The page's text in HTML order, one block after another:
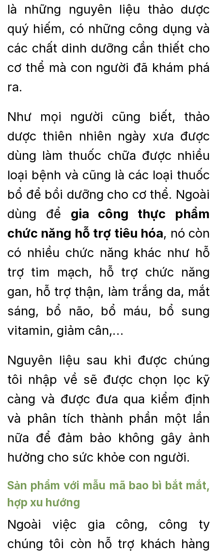
là những nguyên liệu thảo dược
quý hiếm, có những công dụng và
các chất dinh dưỡng cần thiết cho
cơ thể mà con người đã khám phá
ra.
Như mọi người cũng biết, thảo
dược thiên nhiên ngày xưa được
dùng làm thuốc chữa được nhiều
loại bệnh và cũng là các loại thuốc
bổ để bồi dưỡng cho cơ thể. Ngoài
dùng để gia công thực phẩm
chức năng hỗ trợ tiêu hóa, nó còn
có nhiều chức năng khác như hỗ
trợ tim mạch, hỗ trợ chức năng
gan, hỗ trợ thận, làm trắng da, mắt
sáng, bổ não, bổ máu, bổ sung
vitamin, giảm cân,…
Nguyên liệu sau khi được chúng
tôi nhập về sẽ được chọn lọc kỹ
càng và được đưa qua kiểm định
và phân tích thành phần một lần
nữa để đảm bảo không gây ảnh
hưởng cho sức khỏe con người.
Sản phẩm với mẫu mã bao bì bắt mắt,
hợp xu hướng
Ngoài việc gia công, công ty
chúng tôi còn hỗ trợ khách hàng